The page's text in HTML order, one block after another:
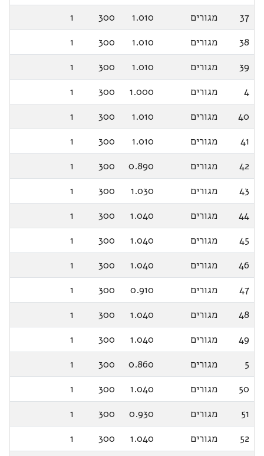
37
מגורים 1.010
300
1
38
מגורים 1.010
300
1
39
מגורים 1.010
300
1
4
מגורים 1.000
300
1
40
מגורים 1.010
300
1
41
מגורים 1.010
300
1
42
מגורים 0.890
300
1
43
מגורים 1.030
300
1
44
מגורים 1.040
300
1
45
מגורים 1.040
300
1
46
מגורים 1.040
300
1
47
מגורים 0.910
300
1
48
מגורים 1.040
300
1
49
מגורים 1.040
300
1
5
מגורים 0.860
300
1
50
מגורים 1.040
300
1
51
מגורים 0.930
300
1
52
מגורים 1.040
300
1